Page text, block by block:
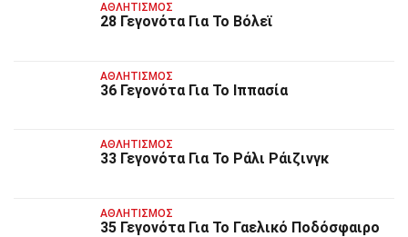
ΑΘΛΗΤΙΣΜΌΣ
28 Γεγονότα Για Το Βόλεϊ
ΑΘΛΗΤΙΣΜΌΣ
36 Γεγονότα Για Το Ιππασία
ΑΘΛΗΤΙΣΜΌΣ
33 Γεγονότα Για Το Ράλι Ράιζινγκ
ΑΘΛΗΤΙΣΜΌΣ
35 Γεγονότα Για Το Γαελικό Ποδόσφαιρο